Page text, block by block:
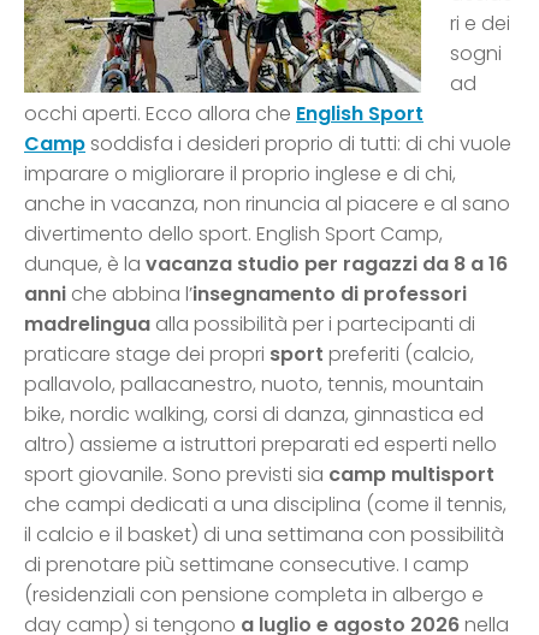
ri e dei
sogni
ad
occhi aperti. Ecco allora che English Sport
Campsoddisfa i desideri proprio di tutti: di chi vuole
imparare o migliorare il proprio inglese e di chi,
anche in vacanza, non rinuncia al piacere e al sano
divertimento dello sport. English Sport Camp,
dunque, è la vacanza studio per ragazzi da 8 a 16
anni che abbina l’insegnamento di professori
madrelingua alla possibilità per i partecipanti di
praticare stage dei propri sport preferiti (calcio,
pallavolo, pallacanestro, nuoto, tennis, mountain
bike, nordic walking, corsi di danza, ginnastica ed
altro) assieme a istruttori preparati ed esperti nello
sport giovanile. Sono previsti sia camp multisport
che campi dedicati a una disciplina (come il tennis,
il calcio e il basket) di una settimana con possibilità
di prenotare più settimane consecutive. I camp
(residenziali con pensione completa in albergo e
day camp) si tengono a luglio e agosto 2026nella